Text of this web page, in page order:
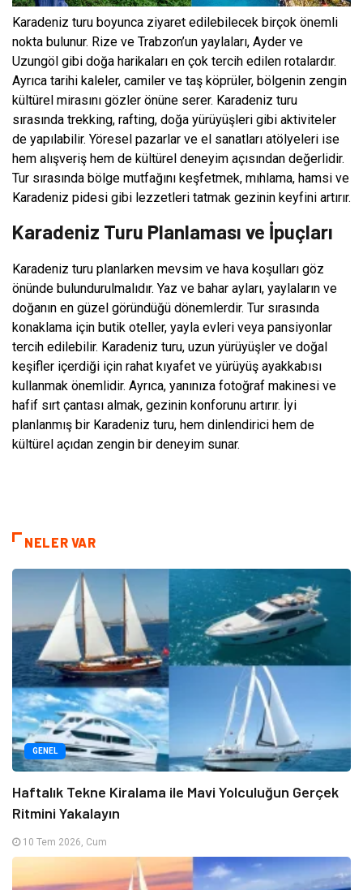
Karadeniz turu boyunca ziyaret edilebilecek birçok önemli
nokta bulunur. Rize ve Trabzon’un yaylaları, Ayder ve
Uzungöl gibi doğa harikaları en çok tercih edilen rotalardır.
Ayrıca tarihi kaleler, camiler ve taş köprüler, bölgenin zengin
kültürel mirasını gözler önüne serer. Karadeniz turu
sırasında trekking, rafting, doğa yürüyüşleri gibi aktiviteler
de yapılabilir. Yöresel pazarlar ve el sanatları atölyeleri ise
hem alışveriş hem de kültürel deneyim açısından değerlidir.
Tur sırasında bölge mutfağını keşfetmek, mıhlama, hamsi ve
Karadeniz pidesi gibi lezzetleri tatmak gezinin keyfini artırır.
Karadeniz Turu Planlaması ve İpuçları
Karadeniz turu planlarken mevsim ve hava koşulları göz
önünde bulundurulmalıdır. Yaz ve bahar ayları, yaylaların ve
doğanın en güzel göründüğü dönemlerdir. Tur sırasında
konaklama için butik oteller, yayla evleri veya pansiyonlar
tercih edilebilir. Karadeniz turu, uzun yürüyüşler ve doğal
keşifler içerdiği için rahat kıyafet ve yürüyüş ayakkabısı
kullanmak önemlidir. Ayrıca, yanınıza fotoğraf makinesi ve
hafif sırt çantası almak, gezinin konforunu artırır. İyi
planlanmış bir Karadeniz turu, hem dinlendirici hem de
kültürel açıdan zengin bir deneyim sunar.
NELER VAR
GENEL
Haftalık Tekne Kiralama ile Mavi Yolculuğun Gerçek
Ritmini Yakalayın
10 Tem 2026, Cum